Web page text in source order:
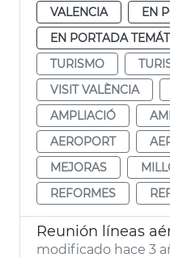
VALENCIA
EN
EN PORTADA
TURISMO
VISIT VALÈNCIA
AMPLIACIÓ
AEROPORT
MEJORAS
REFORMES
Reunión líneas
modificado hace 3